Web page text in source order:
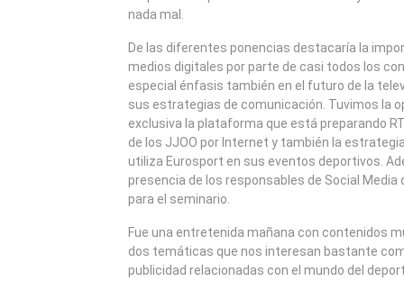
nada mal.
De las diferentes ponencias destacaría la
medios digitales por parte de casi todos los
especial énfasis también en el futuro de la
sus estrategias de comunicación. Tuvimos la
exclusiva la plataforma que está preparando
de los JJOO por Internet y también la
utiliza Eurosport en sus eventos deportivos.
presencia de los responsables de Social Media
para el seminario.
Fue una entretenida mañana con contenidos
dos temáticas que nos interesan bastante
publicidad relacionadas con el mundo del